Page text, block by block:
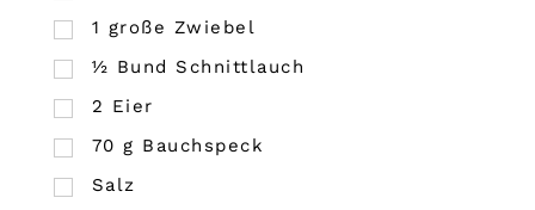
1 große Zwiebel
½ Bund Schnittlauch
2 Eier
70 g Bauchspeck
Salz